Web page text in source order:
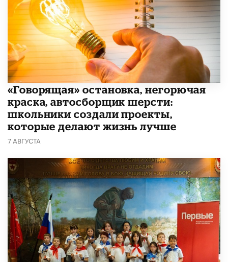
​«Говорящая» остановка, негорючая
краска, автосборщик шерсти:
школьники создали проекты,
которые делают жизнь лучше
7 АВГУСТА